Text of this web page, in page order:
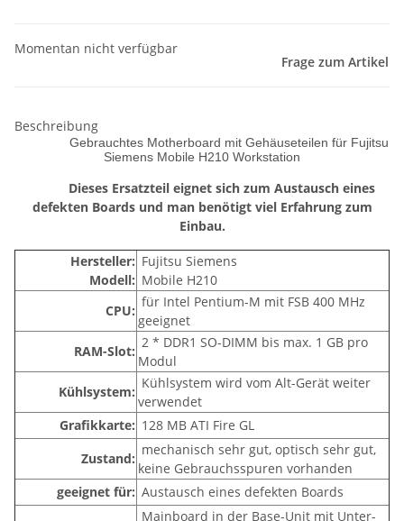
Momentan nicht verfügbar
Frage zum Artikel
Beschreibung
Gebrauchtes Motherboard mit Gehäuseteilen für Fujitsu
Siemens Mobile H210 Workstation
Dieses Ersatzteil eignet sich zum Austausch eines
defekten Boards und man benötigt viel Erfahrung zum
Einbau.
Hersteller:
Modell:
Fujitsu Siemens
Mobile H210
CPU:
für Intel Pentium-M mit FSB 400 MHz
geeignet
RAM-Slot:
2 * DDR1 SO-DIMM bis max. 1 GB pro
Modul
Kühlsystem:
Kühlsystem wird vom Alt-Gerät weiter
verwendet
Grafikkarte: 128 MB ATI Fire GL
Zustand:
mechanisch sehr gut, optisch sehr gut,
keine Gebrauchsspuren vorhanden
geeignet für: Austausch eines defekten Boards
Mainboard in der Base-Unit mit Unter-